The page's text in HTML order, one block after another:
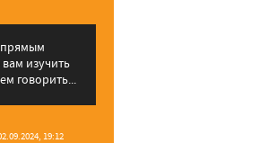
прямым
изучить
говорить...
19:12